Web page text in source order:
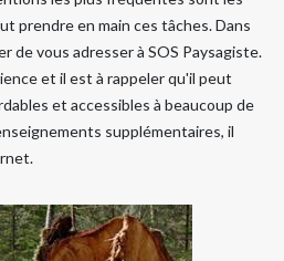
prendre en main ces tâches. Dans
de vous adresser à SOS Paysagiste.
et il est à rappeler qu'il peut
et accessibles à beaucoup de
supplémentaires, il